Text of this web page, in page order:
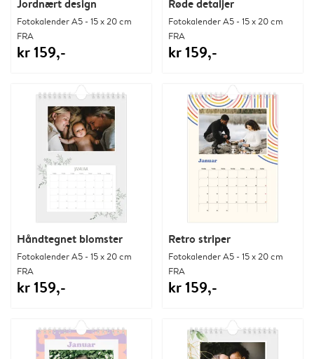
Jordnært design
Fotokalender A5 - 15 x 20 cm
FRA
kr 159,-
Røde detaljer
Fotokalender A5 - 15 x 20 cm
FRA
kr 159,-
Håndtegnet blomster
Fotokalender A5 - 15 x 20 cm
FRA
kr 159,-
Retro striper
Fotokalender A5 - 15 x 20 cm
FRA
kr 159,-